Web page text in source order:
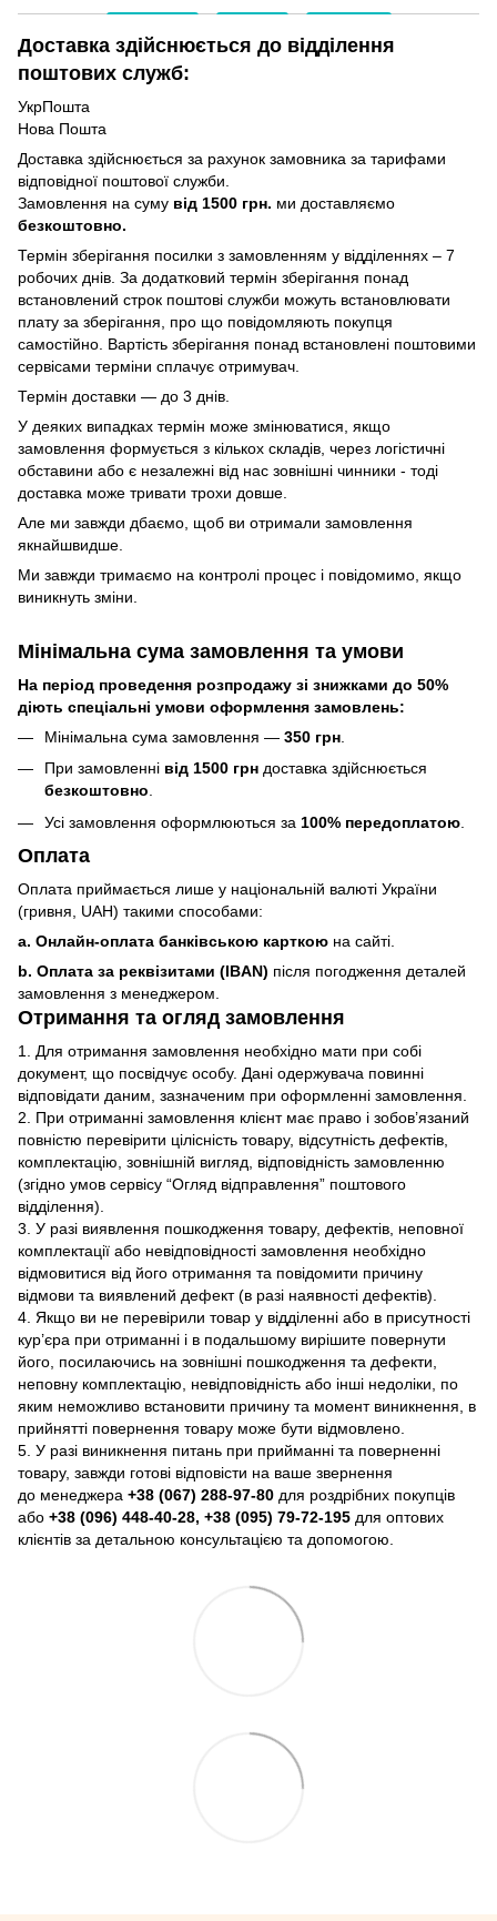
Доставка здійснюється до відділення
поштових служб:
УкрПошта
Нова Пошта
Доставка здійснюється за рахунок замовника за тарифами
відповідної поштової служби.
Замовлення на суму від 1500 грн. ми доставляємо
безкоштовно.
Термін зберігання посилки з замовленням у відділеннях – 7
робочих днів. За додатковий термін зберігання понад
встановлений строк поштові служби можуть встановлювати
плату за зберігання, про що повідомляють покупця
самостійно. Вартість зберігання понад вcтановлені поштовими
сервісами терміни сплачує отримувач.
Термін доставки — до 3 днів.
У деяких випадках термін може змінюватися, якщо
замовлення формується з кількох складів, через логістичні
обставини або є незалежні від нас зовнішні чинники - тоді
доставка може тривати трохи довше.
Але ми завжди дбаємо, щоб ви отримали замовлення
якнайшвидше.
Ми завжди тримаємо на контролі процес і повідомимо, якщо
виникнуть зміни.
Мінімальна сума замовлення та умови
На період проведення розпродажу зі знижками до 50%
діють спеціальні умови оформлення замовлень:
Мінімальна сума замовлення — 350 грн
При замовленні від 1500 грн доставка здійснюється
безкоштовно.
Усі замовлення оформлюються за 100% передоплатою
Оплата
Оплата приймається лише у національній валюті України
(гривня, UAH) такими способами:
a. Онлайн-оплата банківською карткою на сайті.
b. Оплата за реквізитами (IBAN) після погодження деталей
замовлення з менеджером.
Отримання та огляд замовлення
1. Для отримання замовлення необхідно мати при собі
документ, що посвідчує особу. Дані одержувача повинні
відповідати даним, зазначеним при оформленні замовлення.
2. При отриманні замовлення клієнт має право і зобов’язаний
повністю перевірити цілісність товару, відсутність дефектів,
комплектацію, зовнішній вигляд, відповідність замовленню
(згідно умов сервісу “Огляд відправлення” поштового
відділення).
3. У разі виявлення пошкодження товару, дефектів, неповної
комплектації або невідповідності замовлення необхідно
відмовитися від його отримання та повідомити причину
відмови та виявлений дефект (в разі наявності дефектів).
4. Якщо ви не перевірили товар у відділенні або в присутності
кур’єра при отриманні і в подальшому вирішите повернути
його, посилаючись на зовнішні пошкодження та дефекти,
неповну комплектацію, невідповідність або інші недоліки, по
яким неможливо встановити причину та момент виникнення, в
прийнятті повернення товару може бути відмовлено.
5. У разі виникнення питань при прийманні та поверненні
товару, завжди готові відповісти на ваше звернення
до менеджера +38 (067) 288-97-80 для роздрібних покупців
або +38 (096) 448-40-28, +38 (095) 79-72-195 для оптових
клієнтів за детальною консультацією та допомогою.